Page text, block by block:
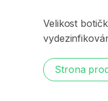
Velikost
Strona